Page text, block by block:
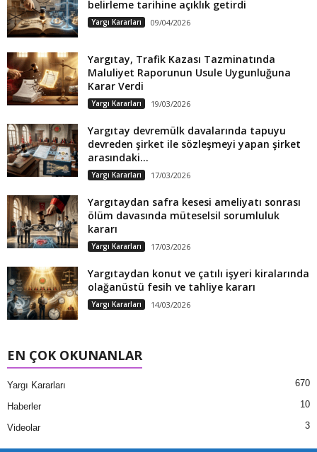
belirleme tarihine açıklık getirdi
Yargı Kararları 09/04/2026
Yargıtay, Trafik Kazası Tazminatında
Maluliyet Raporunun Usule Uygunluğuna
Karar Verdi
Yargı Kararları 19/03/2026
Yargıtay devremülk davalarında tapuyu
devreden şirket ile sözleşmeyi yapan şirket
arasındaki...
Yargı Kararları 17/03/2026
Yargıtaydan safra kesesi ameliyatı sonrası
ölüm davasında müteselsil sorumluluk
kararı
Yargı Kararları 17/03/2026
Yargıtaydan konut ve çatılı işyeri kiralarında
olağanüstü fesih ve tahliye kararı
Yargı Kararları 14/03/2026
EN ÇOK OKUNANLAR
Yargı Kararları 670
Haberler 10
Videolar 3